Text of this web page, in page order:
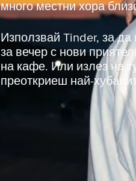
много местни хора
Използвай Tinder, за
за вечер с нови
на кафе. Или излез на
преоткриеш най-